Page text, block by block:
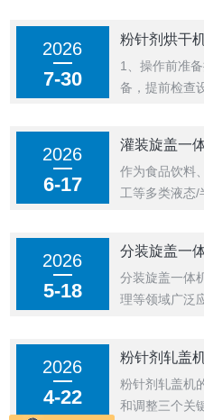
2026
7-30
粉针剂烘干
1、操作前准
备，提前检查
烘干效果。‌2
干烘干曲线，
2026
6-17
灌装旋盖一
作为食品饮料
工等多类液态/
一致性差、污
环节降本增效
2026
5-18
分装旋盖一体
理等领域广泛
模式，大幅提
与交叉污染风
的...
2026
4-22
粉针剂轧盖
粉针剂轧盖机‌
和调整三个关